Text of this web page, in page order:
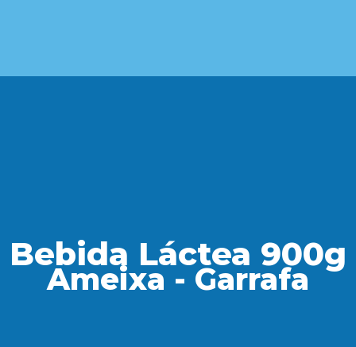
Bebida Láctea 900g
Ameixa - Garrafa